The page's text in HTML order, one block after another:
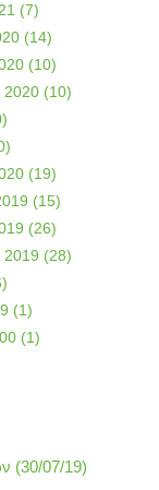
(7)
(14)
(10)
2020 (10)
(19)
(15)
(26)
2019 (28)
(1)
(1)
(30/07/19)